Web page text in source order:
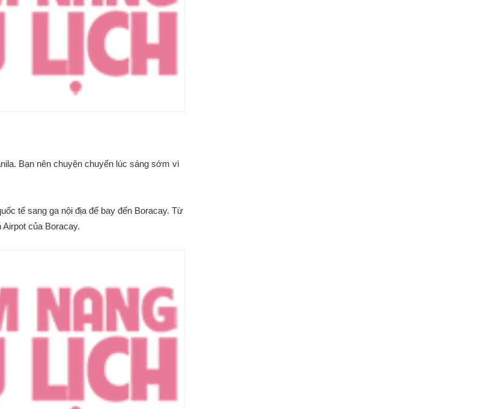
Bạn nên chuyện chuyến lúc sáng sớm vì
tế sang ga nội địa để bay đến Boracay. Từ
của Boracay.